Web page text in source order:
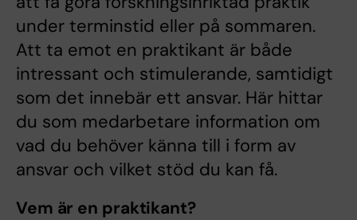
under terminstid eller på sommaren.
Att ta emot en praktikant är både
intressant och stimulerande, samtidigt
som det innebär ett ansvar. Här hittar
du som medarbetare information om
vad du behöver känna till i form av
ansvar och vilket stöd du kan få.
Vem är en praktikant?